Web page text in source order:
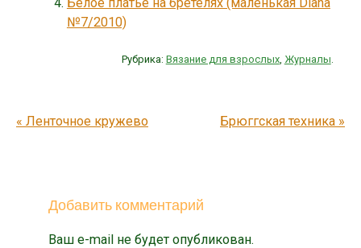
№7/2010)
Рубрика: Вязание для взрослых, Журналы.
Запись навигация
« Ленточное кружево Брюггская техника »
Добавить комментарий
Ваш e-mail не будет опубликован.